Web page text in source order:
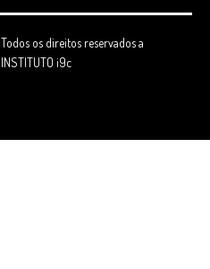
Todos os direitos reservados a
INSTITUTO i9c